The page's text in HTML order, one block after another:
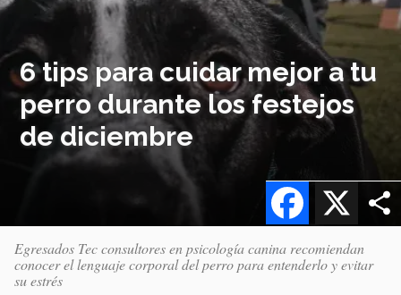
6 tips para cuidar mejor a tu
perro durante los festejos
de diciembre
X
Facebook
Egresados Tec consultores en psicología canina recomiendan
conocer el lenguaje corporal del perro para entenderlo y evitar
su estrés